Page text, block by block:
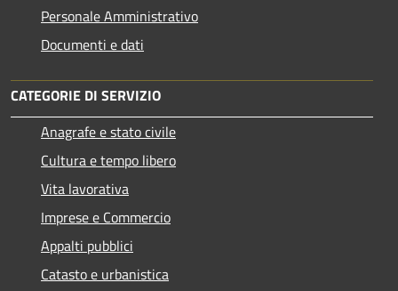
Personale Amministrativo
Documenti e dati
CATEGORIE DI SERVIZIO
Anagrafe e stato civile
Cultura e tempo libero
Vita lavorativa
Imprese e Commercio
Appalti pubblici
Catasto e urbanistica